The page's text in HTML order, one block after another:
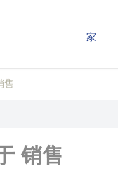
家
售
销售